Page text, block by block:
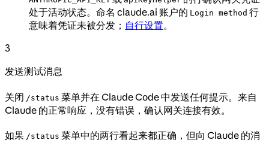
处于活动状态。命名 claude.ai 账户的 Login method 行
意味着凭证未被分发； 自行设置。
3
发送测试消息
关闭 /status 菜单并在 Claude Code 中发送任何提示。来自
Claude 的正常响应，没有错误，确认网关连接有效。
如果 /status 菜单中的两行看起来都正确，但向 Claude 的消